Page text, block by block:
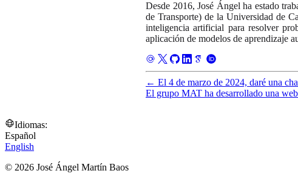
Desde 2016, José Ángel ha estado
de Transporte) de la Universidad de
inteligencia artificial para resolver
aplicación de modelos de aprendizaje
← El 4 de marzo de 2024, daré una
El grupo MAT ha desarrollado una
Idiomas:
Español
English
© 2026 José Ángel Martín Baos